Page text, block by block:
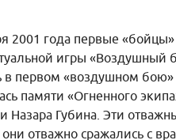
2001 года первые
игры «Воздушный
в первом «воздушном бою»
памяти «Огненного
Назара Губина. Эти
они отважно сражались с